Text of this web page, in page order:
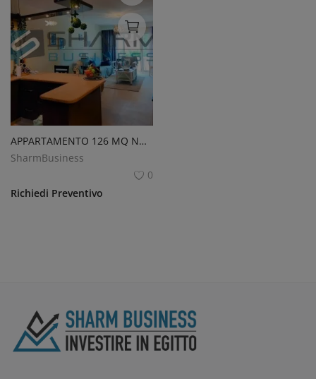
APPARTAMENTO 126 MQ NAAMA HEIGHTS
SharmBusiness
0
Richiedi Preventivo